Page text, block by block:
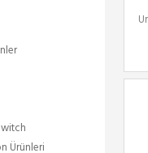
Ürünleri